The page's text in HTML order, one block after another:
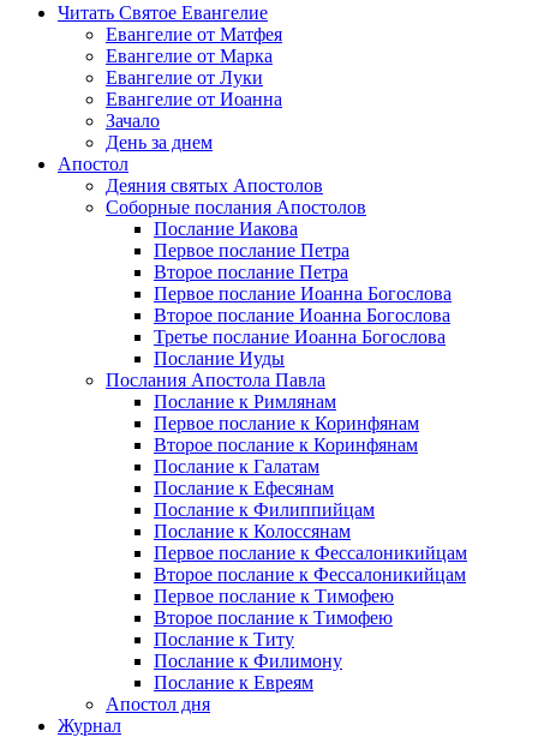
Читать Святое Евангелие
Евангелие от Матфея
Евангелие от Марка
Евангелие от Луки
Евангелие от Иоанна
Зачало
День за днем
Апостол
Деяния святых Апостолов
Соборные послания Апостолов
Послание Иакова
Первое послание Петра
Второе послание Петра
Первое послание Иоанна Богослова
Второе послание Иоанна Богослова
Третье послание Иоанна Богослова
Послание Иуды
Послания Апостола Павла
Послание к Римлянам
Первое послание к Коринфянам
Второе послание к Коринфянам
Послание к Галатам
Послание к Ефесянам
Послание к Филиппийцам
Послание к Колоссянам
Первое послание к Фессалоникийцам
Второе послание к Фессалоникийцам
Первое послание к Тимофею
Второе послание к Тимофею
Послание к Титу
Послание к Филимону
Послание к Евреям
Апостол дня
Журнал